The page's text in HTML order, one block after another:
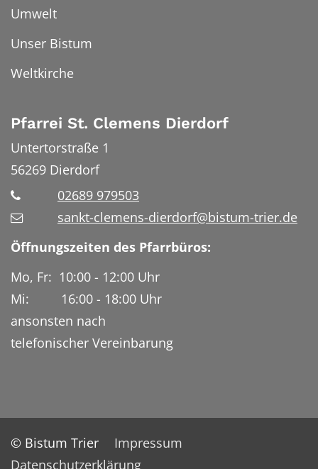
Umwelt
Unser Bistum
Weltkirche
Pfarrei St. Clemens Dierdorf
Untertorstraße 1
56269 Dierdorf
02689 979503
sankt-clemens-dierdorf@bistum-trier.de
Öffnungszeiten des Pfarrbüros:
Mo, Fr: 10:00 - 12:00 Uhr
Mi: 16:00 - 18:00 Uhr
ansonsten nach
telefonischer Vereinbarung
© Bistum Trier
Impressum
Datenschutzerklärung